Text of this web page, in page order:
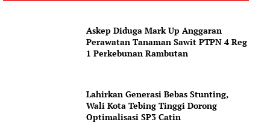
Askep Diduga Mark Up Anggaran
Perawatan Tanaman Sawit PTPN 4 Reg
1 Perkebunan Rambutan
Lahirkan Generasi Bebas Stunting,
Wali Kota Tebing Tinggi Dorong
Optimalisasi SP3 Catin